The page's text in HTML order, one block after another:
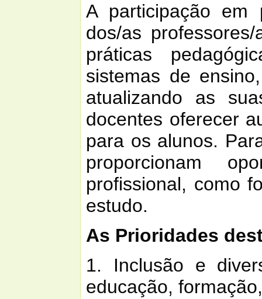
A participação em
dos/as
práticas
sistemas de
atualizando as
docentes oferecer
para os alunos.
proporcionam
profissional, como
estudo.
As Prioridades
1. Inclusão e
educação,